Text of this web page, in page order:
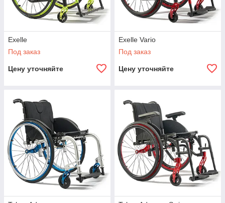
Exelle
Под заказ
Цену уточняйте
Exelle Vario
Под заказ
Цену уточняйте